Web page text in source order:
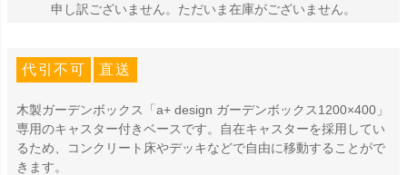
申し訳ございません。ただいま在庫がございません。
代引不可 直送
木製ガーデンボックス「a+ design ガーデンボックス1200×400」
専用のキャスター付きベースです。自在キャスターを採用してい
るため、コンクリート床やデッキなどで自由に移動することがで
きます。